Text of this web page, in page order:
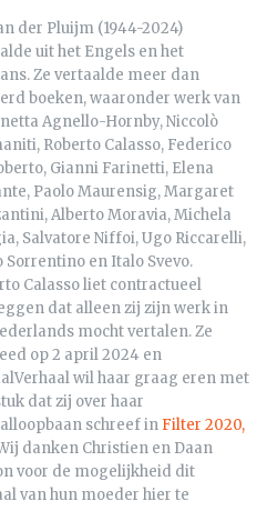
der Pluijm (1944-2024)
uit het Engels en het
Ze vertaalde meer dan
boeken, waaronder werk van
Agnello-Hornby, Niccolò
Roberto Calasso, Federico
Gianni Farinetti, Elena
Paolo Maurensig, Margaret
Alberto Moravia, Michela
Salvatore Niffoi, Ugo Riccarelli,
Sorrentino en Italo Svevo.
Calasso liet contractueel
dat alleen zij zijn werk in
mocht vertalen. Ze
op 2 april 2024 en
wil haar graag eren met
dat zij over haar
schreef in Filter 2020,
danken Christien en Daan
voor de mogelijkheid dit
van hun moeder hier te